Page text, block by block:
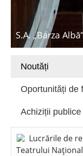
S.A. „Barza
Noutăți
Oportunități de
Achiziții publice
Lucrările de
Teatrului